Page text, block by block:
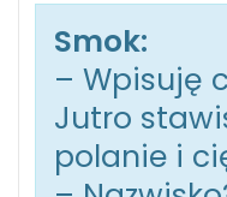
Smok:
– Wpisuję
Jutro
polanie i